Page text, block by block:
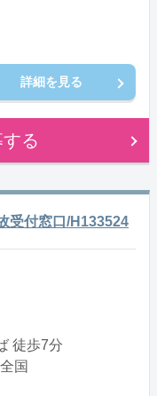
詳細を見る
る
受付窓口/H133524
徒歩7分
国